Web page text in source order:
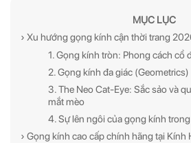
MỤC LỤC
› Xu hướng gọng kính cận thời trang
1. Gọng kính tròn: Phong cách cổ
2. Gọng kính đa giác (Geometrics)
3. The Neo Cat-Eye: Sắc sảo và
mắt mèo
4. Sự lên ngôi của gọng kính
› Gọng kính cao cấp chính hãng tại Kính